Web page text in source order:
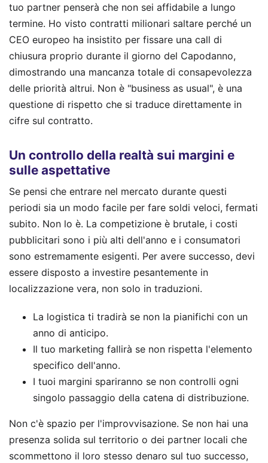
tuo partner penserà che non sei affidabile a lungo
termine. Ho visto contratti milionari saltare perché un
CEO europeo ha insistito per fissare una call di
chiusura proprio durante il giorno del Capodanno,
dimostrando una mancanza totale di consapevolezza
delle priorità altrui. Non è "business as usual", è una
questione di rispetto che si traduce direttamente in
cifre sul contratto.
Un controllo della realtà sui margini e
sulle aspettative
Se pensi che entrare nel mercato durante questi
periodi sia un modo facile per fare soldi veloci, fermati
subito. Non lo è. La competizione è brutale, i costi
pubblicitari sono i più alti dell'anno e i consumatori
sono estremamente esigenti. Per avere successo, devi
essere disposto a investire pesantemente in
localizzazione vera, non solo in traduzioni.
La logistica ti tradirà se non la pianifichi con un
anno di anticipo.
Il tuo marketing fallirà se non rispetta l'elemento
specifico dell'anno.
I tuoi margini spariranno se non controlli ogni
singolo passaggio della catena di distribuzione.
Non c'è spazio per l'improvvisazione. Se non hai una
presenza solida sul territorio o dei partner locali che
scommettono il loro stesso denaro sul tuo successo,